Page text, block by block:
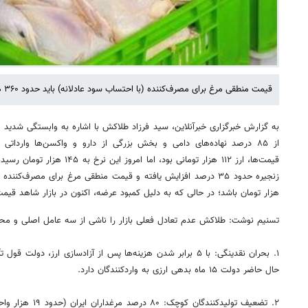
قیمت منطقی مرغ برای مصرف‌کننده (با احتساب سود عادلانه) باید حدود ۳۶۰ هزار تومان باشد.
به گزارش خبرگزاری خبرآنلاین، سید فرزاد طلاکش با اشاره به وابستگی
از ۸۵ درصد نهاده‌های دامی و بخش بزرگی از دارو و واکسن‌ها
قیمت‌ها، ارز ۱۱۲ هزار تومانی
هزار تومان باشد؛ در حالی که به دلیل کمبود عرضه، اکنون در بازار شاهد قیمت‌های بالای ۴۰۰
تسنیم نوشت: طلاکش عدم تعادل فعلی بازار را ناشی از سه عامل اصلی و
۱. بحران نقدینگی: با ۵ برابر شدن هزینه‌ها پس از آزادسازی
حال حاضر دولت ۱۵ ماه بدهی ارزی به واردکنندگان دارد.